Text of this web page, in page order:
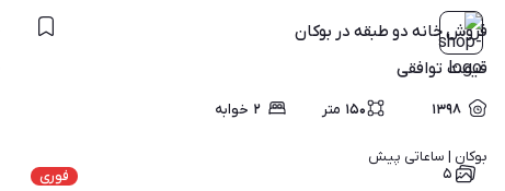
فروش خانه دو طبقه در بوکان
قیمت توافقی
۱۳۹۸ ۱۵۰ متر ۲ خوابه
بوکان | ساعاتی پیش
فوری
۵